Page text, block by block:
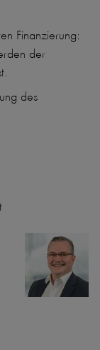
Finanzierung:
der
des